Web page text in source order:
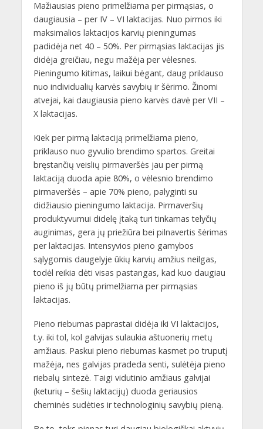
Mažiausias pieno primelžiama per pirmąsias, o
daugiausia – per IV – VI laktacijas. Nuo pirmos iki
maksimalios laktacijos karvių pieningumas
padidėja net 40 – 50%. Per pirmąsias laktacijas jis
didėja greičiau, negu mažėja per vėlesnes.
Pieningumo kitimas, laikui bėgant, daug priklauso
nuo individualių karvės savybių ir šėrimo. Žinomi
atvejai, kai daugiausia pieno karvės davė per VII –
X laktacijas.
Kiek per pirmą laktaciją primelžiama pieno,
priklauso nuo gyvulio brendimo spartos. Greitai
bręstančių veislių pirmaveršės jau per pirmą
laktaciją duoda apie 80%, o vėlesnio brendimo
pirmaveršės – apie 70% pieno, palyginti su
didžiausio pieningumo laktacija. Pirmaveršių
produktyvumui didelę įtaką turi tinkamas telyčių
auginimas, gera jų priežiūra bei pilnavertis šėrimas
per laktacijas. Intensyvios pieno gamybos
sąlygomis daugelyje ūkių karvių amžius neilgas,
todėl reikia dėti visas pastangas, kad kuo daugiau
pieno iš jų būtų primelžiama per pirmąsias
laktacijas.
Pieno riebumas paprastai didėja iki VI laktacijos,
t.y. iki tol, kol galvijas sulaukia aštuonerių metų
amžiaus. Paskui pieno riebumas kasmet po truputį
mažėja, nes galvijas pradeda senti, sulėtėja pieno
riebalų sintezė. Taigi vidutinio amžiaus galvijai
(keturių – šešių laktacijų) duoda geriausios
cheminės sudėties ir technologinių savybių pieną.